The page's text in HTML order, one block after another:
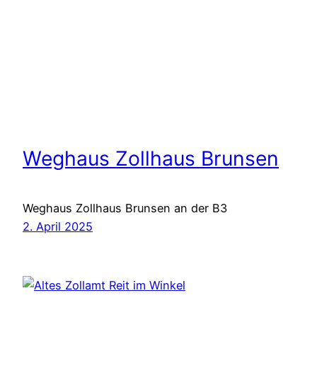
Weghaus Zollhaus Brunsen
Weghaus Zollhaus Brunsen an der B3
2. April 2025